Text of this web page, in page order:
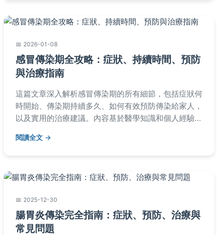
2026-01-08
感冒傳染期全攻略：症狀、持續時間、預防
與治療指南
這篇文章深入解析感冒傳染期的所有細節，包括症狀何
時開始、傳染期持續多久、如何有效預防傳染給家人，
以及實用的治療建議。內容基於醫學知識和個人經驗，
健康的人閱讀。
閱讀全文
2025-12-30
腸胃炎傳染完全指南：症狀、預防、治療與
常見問題